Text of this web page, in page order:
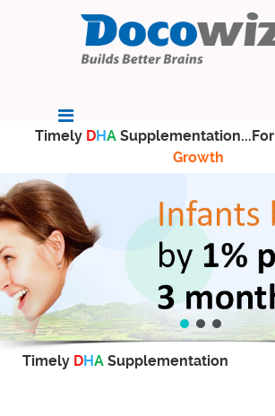
Timely DHA Supplementation...For
Growth
Timely DHA Supplementation